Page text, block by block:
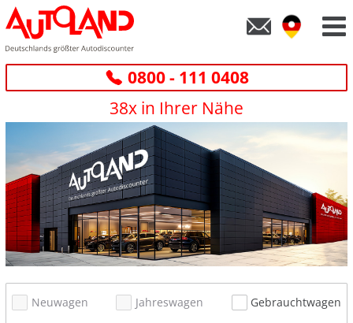
0800 - 111 0408
38x in Ihrer Nähe
Neuwagen Jahreswagen
Gebrauchtwagen